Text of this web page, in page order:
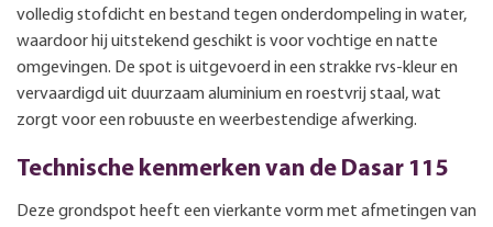
volledig stofdicht en bestand tegen onderdompeling in water,
waardoor hij uitstekend geschikt is voor vochtige en natte
omgevingen. De spot is uitgevoerd in een strakke rvs-kleur en
vervaardigd uit duurzaam aluminium en roestvrij staal, wat
zorgt voor een robuuste en weerbestendige afwerking.
Technische kenmerken van de Dasar 115
Deze grondspot heeft een vierkante vorm met afmetingen van